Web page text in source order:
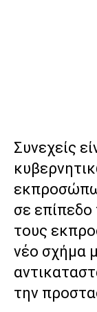
Συνεχείς
σε επίπεδο
τους
νέο σχήμα
την